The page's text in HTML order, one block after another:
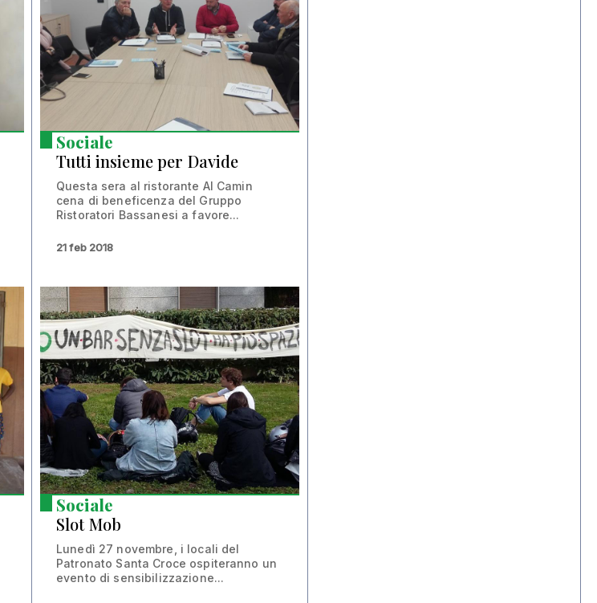
Sociale
Tutti insieme per Davide
Questa sera al ristorante Al Camin
cena di beneficenza del Gruppo
Ristoratori Bassanesi a favore...
21 feb 2018
Sociale
Slot Mob
Lunedì 27 novembre, i locali del
Patronato Santa Croce ospiteranno un
evento di sensibilizzazione...